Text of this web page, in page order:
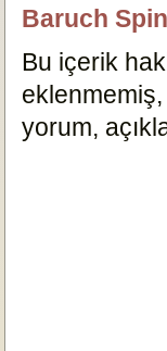
Baruch
Bu içerik
yorum,